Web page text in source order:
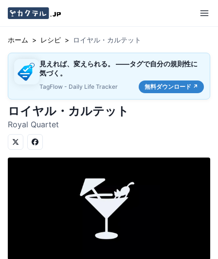
ホーム > レシピ > ロイヤル・カルテット
見えれば、変えられる。 ——タグで自分の規則性に
気づく。
TagFlow - Daily Life Tracker 無料ダウンロード ↗
ロイヤル・カルテット
Royal Quartet